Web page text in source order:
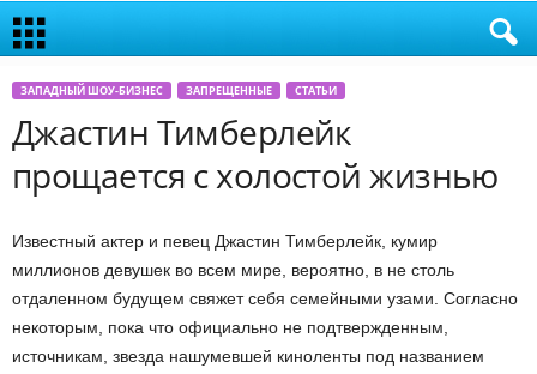
ЗАПАДНЫЙ ШОУ-БИЗНЕС ЗАПРЕЩЕННЫЕ СТАТЬИ
Джастин Тимберлейк
прощается с холостой жизнью
Известный актер и певец Джастин Тимберлейк, кумир
миллионов девушек во всем мире, вероятно, в не столь
отдаленном будущем свяжет себя семейными узами. Согласно
некоторым, пока что официально не подтвержденным,
источникам, звезда нашумевшей киноленты под названием